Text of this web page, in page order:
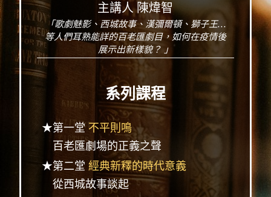
主講人 陳煒智
「歌劇魅影、西城故事、漢彌爾頓、獅子王…
等人們耳熟能詳的百老匯劇目，如何在疫情後
展示出新樣貌？ 」
系列課程
★第一堂 不平則鳴
百老匯劇場的正義之聲
★第二堂 經典新釋的時代意義
從西城故事談起